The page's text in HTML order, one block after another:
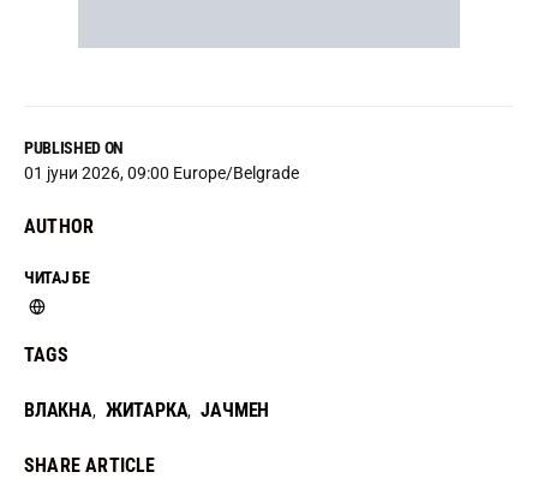
PUBLISHED ON
01 јуни 2026, 09:00 Europe/Belgrade
AUTHOR
ЧИТАЈ БЕ
TAGS
ВЛАКНА, ЖИТАРКА, ЈАЧМЕН
SHARE ARTICLE